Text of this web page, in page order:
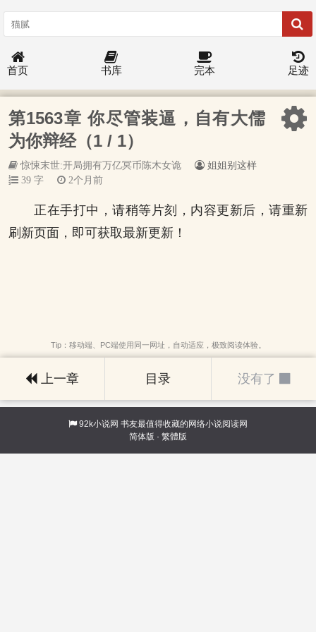
首页 书库 完本 足迹
第1563章 你尽管装逼，自有大儒
为你辩经（1 / 1）
惊悚末世:开局拥有万亿冥币陈木女诡
姐姐别这样
39 字
2个月前
正在手打中，请稍等片刻，内容更新后，请重新
刷新页面，即可获取最新更新！
Tip：移动端、PC端使用同一网址，自动适应，极致阅读体验。
上一章 目录 没有了
92k小说网 书友最值得收藏的网络小说阅读网
简体版 · 繁體版